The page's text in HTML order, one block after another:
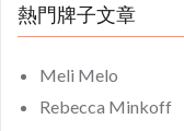
熱門牌子文章
Meli Melo
Rebecca Minkoff